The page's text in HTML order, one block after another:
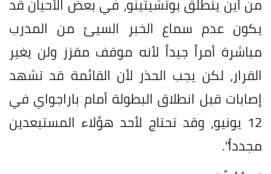
يكون عدم سماع الخبر السيئ من المدرب
مباشرة أمراً جيداً لأنه موقف مقزز ولن يغير
القرار، لكن يجب الحذر لأن القائمة قد تشهد
إصابات قبل انطلاق البطولة أمام باراجواي في
12 يونيو، وقد تحتاج لأحد هؤلاء المستبعدين
مجدداً".